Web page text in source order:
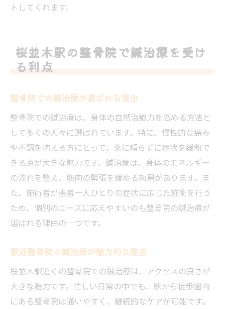
トしてくれます。
桜並木駅の整骨院で鍼治療を受け
る利点
整骨院での鍼治療が選ばれる理由
整骨院での鍼治療は、身体の自然治癒力を高める方法と
して多くの人々に選ばれています。特に、慢性的な痛み
や不調を抱える方にとって、薬に頼らずに症状を緩和で
きる点が大きな魅力です。鍼治療は、身体のエネルギー
の流れを整え、筋肉の緊張を緩める効果があります。ま
た、施術者が患者一人ひとりの症状に応じた施術を行う
ため、個別のニーズに応えやすいのも整骨院の鍼治療が
選ばれる理由の一つです。
駅近整骨院の鍼治療が魅力的な理由
桜並木駅近くの整骨院での鍼治療は、アクセスの良さが
大きな魅力です。忙しい日常の中でも、駅から徒歩圏内
にある整骨院は通いやすく、継続的なケアが可能です。